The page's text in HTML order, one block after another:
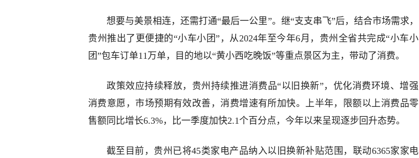
想要与美景相连，还需打通“最后一公里”。继“支支串飞”后，结合市场需求，
贵州推出了更便捷的“小车小团”，从2024年至今年6月，贵州全省共完成“小车小
团”包车订单11万单，目的地以“黄小西吃晚饭”等重点景区为主，带动了消费。
政策效应持续释放，贵州持续推进消费品“以旧换新”，优化消费环境、增强
消费意愿，市场预期有效改善，消费增速有所加快。上半年，限额以上消费品零
售额同比增长6.3%，比一季度加快2.1个百分点，今年以来呈现逐步回升态势。
截至目前，贵州已将45类家电产品纳入以旧换新补贴范围，联动6365家家电